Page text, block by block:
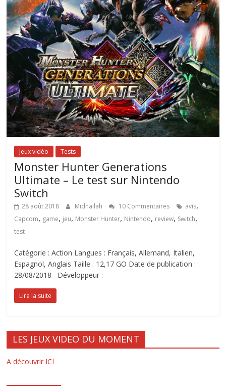
Jeux vidéo Tests
Monster Hunter Generations
Ultimate – Le test sur Nintendo
Switch
28 août 2018 Midnailah 10 Commentaires avis,
Capcom, game, jeu, Monster Hunter, Nintendo, review, Switch,
test
Catégorie : Action Langues : Français, Allemand, Italien,
Espagnol, Anglais Taille : 12,17 GO Date de publication :
28/08/2018 Développeur :
Lire la suite
LES JEUX VIDEO DU MOMENT
A découvrir ICI